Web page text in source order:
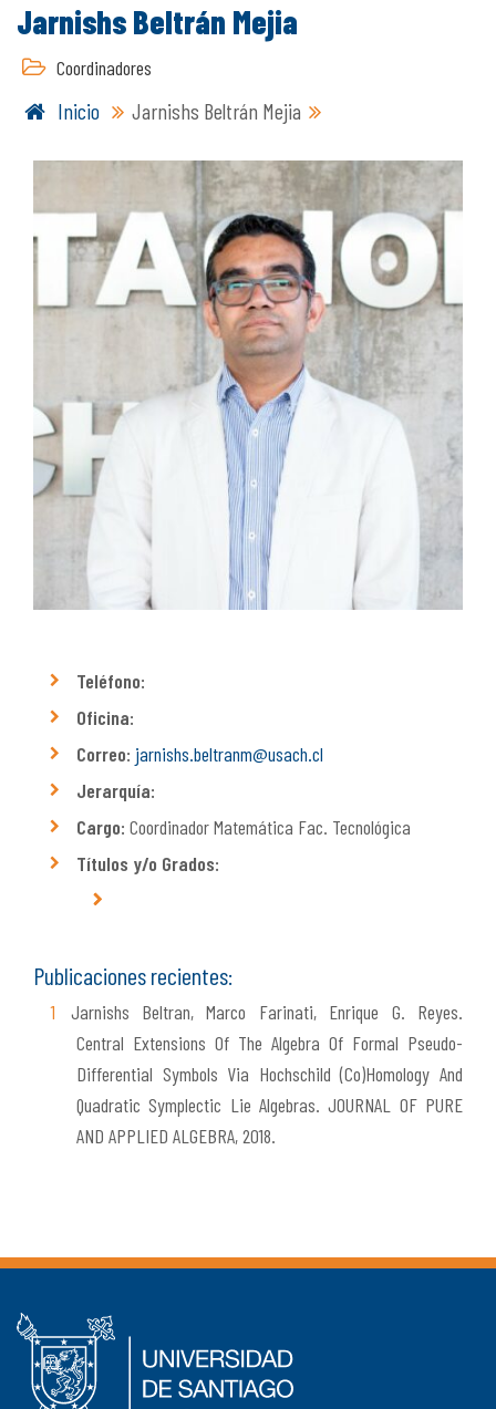
Jarnishs Beltrán Mejia
Coordinadores
Inicio Jarnishs Beltrán Mejia
Teléfono:
Oficina:
Correo: jarnishs.beltranm@usach.cl
Jerarquía:
Cargo: Coordinador Matemática Fac. Tecnológica
Títulos y/o Grados:
Publicaciones recientes:
Jarnishs Beltran, Marco Farinati, Enrique G. Reyes.
Central Extensions Of The Algebra Of Formal Pseudo-
Differential Symbols Via Hochschild (Co)Homology And
Quadratic Symplectic Lie Algebras. JOURNAL OF PURE
AND APPLIED ALGEBRA, 2018.